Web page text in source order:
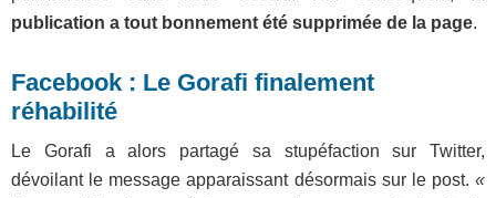
publication a tout bonnement été supprimée de la page.
Facebook : Le Gorafi finalement
réhabilité
Le Gorafi a alors partagé sa stupéfaction sur Twitter,
dévoilant le message apparaissant désormais sur le post. «